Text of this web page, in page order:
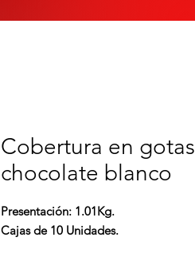
Cobertura en gotas
chocolate blanco
Presentación: 1.01Kg.
Cajas de 10 Unidades.